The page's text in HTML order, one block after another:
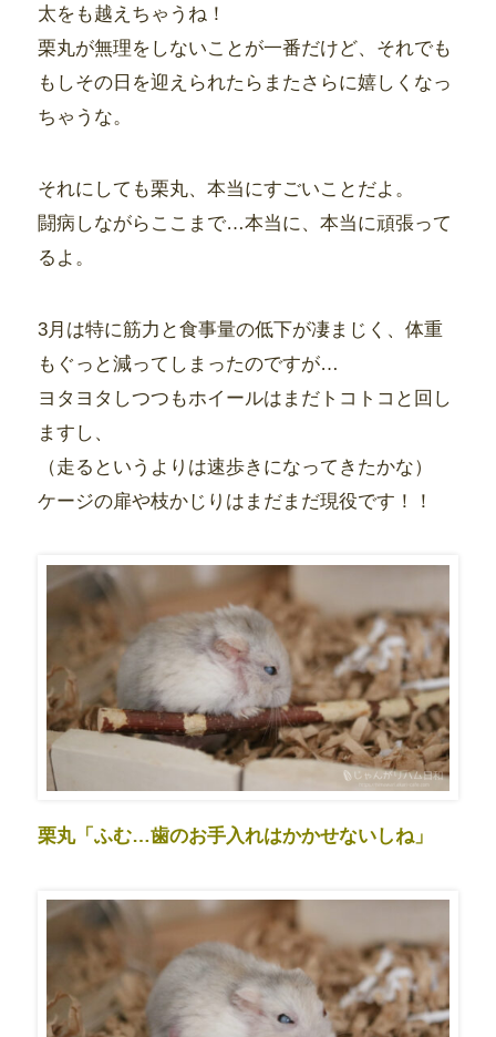
太をも越えちゃうね！
栗丸が無理をしないことが一番だけど、それでも
もしその日を迎えられたらまたさらに嬉しくなっ
ちゃうな。
それにしても栗丸、本当にすごいことだよ。
闘病しながらここまで…本当に、本当に頑張って
るよ。
3月は特に筋力と食事量の低下が凄まじく、体重
もぐっと減ってしまったのですが…
ヨタヨタしつつもホイールはまだトコトコと回し
ますし、
（走るというよりは速歩きになってきたかな）
ケージの扉や枝かじりはまだまだ現役です！！
栗丸「ふむ…歯のお手入れはかかせないしね」